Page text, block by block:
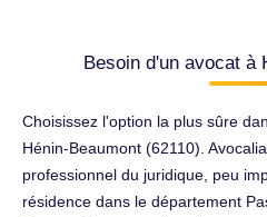
Besoin d'un avocat à
Choisissez l'option la plus sûre
Hénin-Beaumont (62110).
professionnel du juridique, peu
résidence dans le département